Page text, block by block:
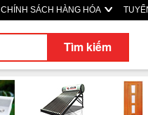
CHÍNH SÁCH HÀNG HÓA
Tìm kiếm